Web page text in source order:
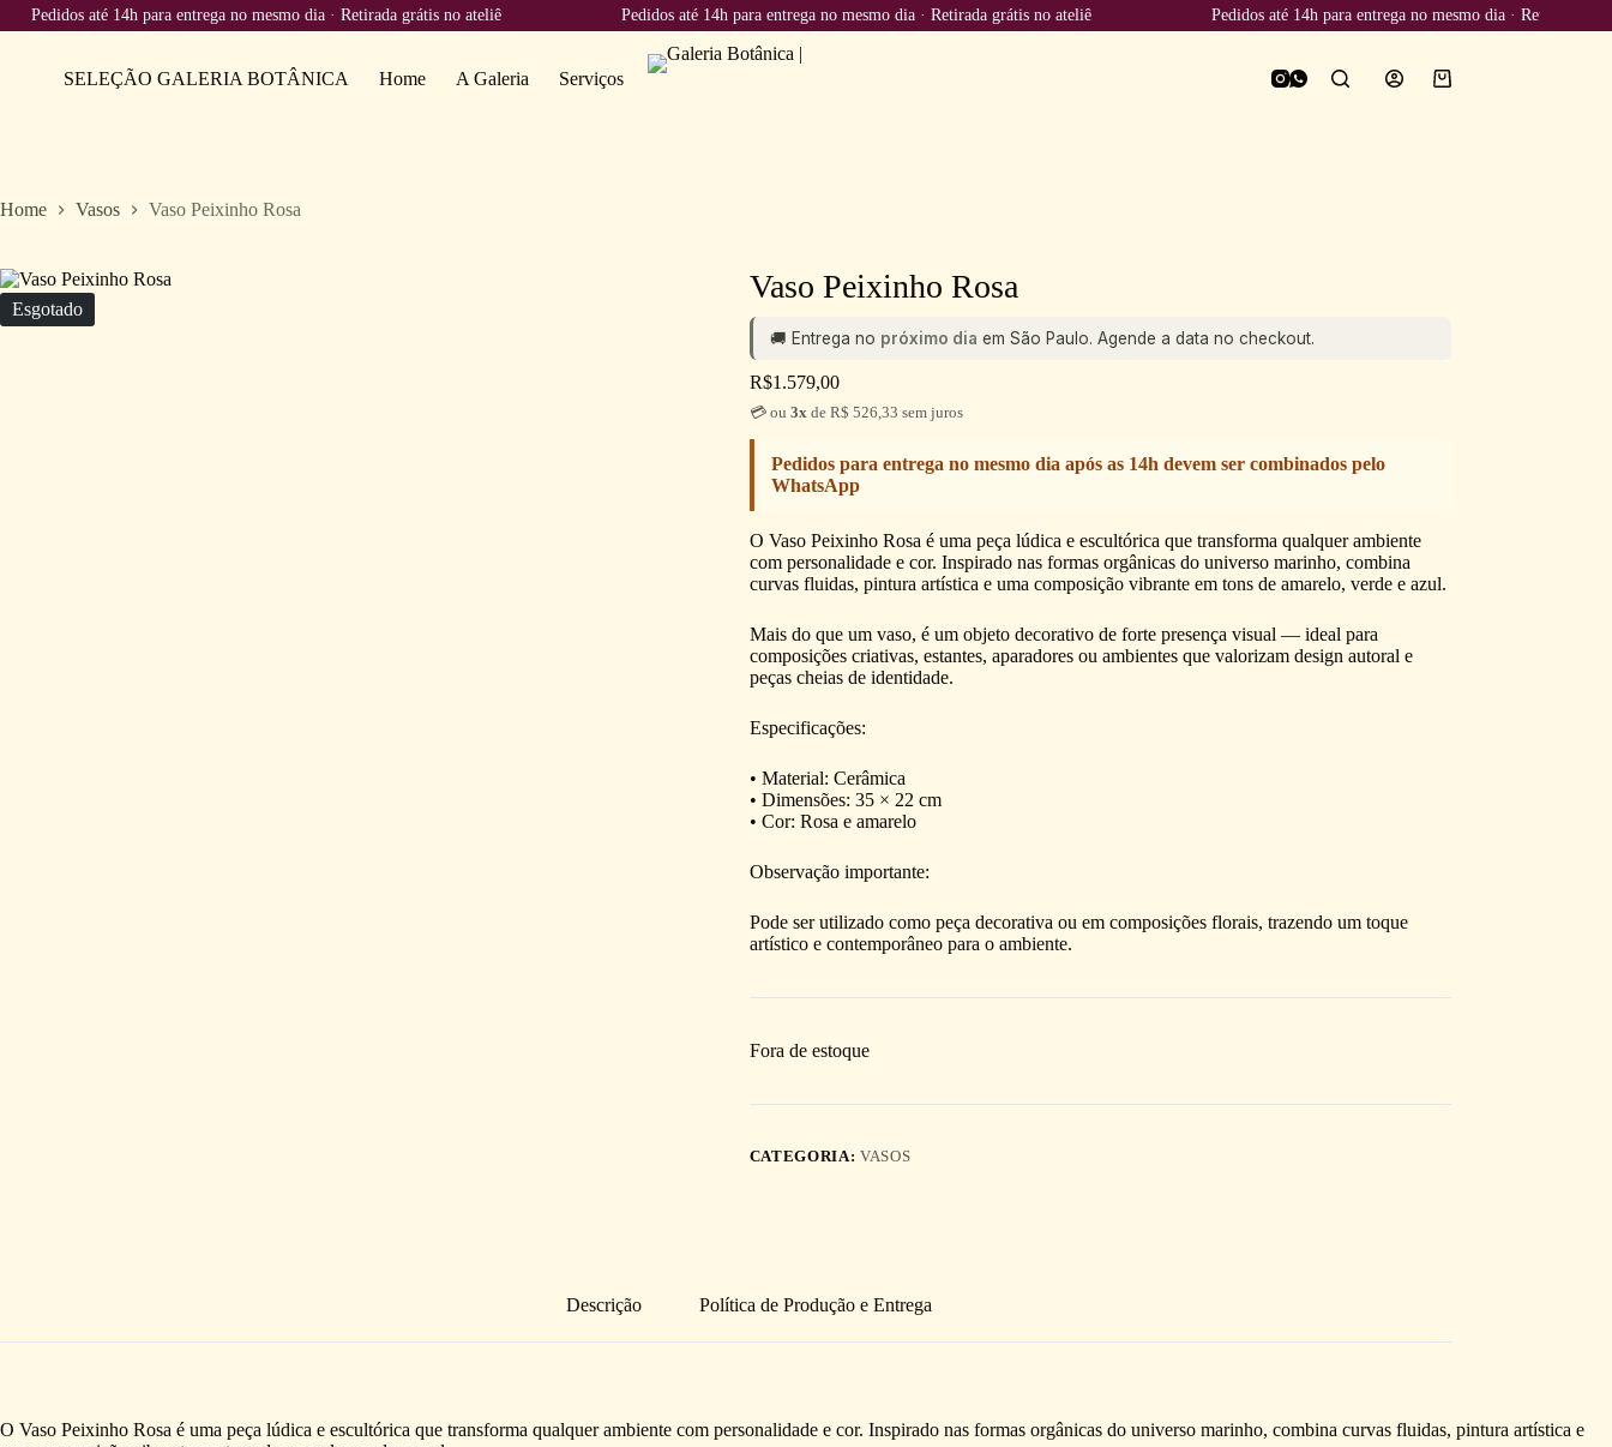
até 14h para entrega no mesmo dia · Retirada grátis no ateliê Pedidos até 14h para entrega no mesmo dia · Retirada grátis no ateliê Pedidos até 14h para entrega no mesmo dia · Retirada grátis
SELEÇÃO GALERIA BOTÂNICA Home A Galeria Serviços
Home Vasos Vaso Peixinho Rosa
Esgotado
Vaso Peixinho Rosa
🚚 Entrega no próximo dia em São Paulo. Agende a data no checkout.
R$1.579,00
💳 ou 3xde R$ 526,33 sem juros
Pedidos para entrega no mesmo dia após as 14h devem ser combinados pelo
WhatsApp
O Vaso Peixinho Rosa é uma peça lúdica e escultórica que transforma qualquer ambiente
com personalidade e cor. Inspirado nas formas orgânicas do universo marinho, combina
curvas fluidas, pintura artística e uma composição vibrante em tons de amarelo, verde e azul.
Mais do que um vaso, é um objeto decorativo de forte presença visual — ideal para
composições criativas, estantes, aparadores ou ambientes que valorizam design autoral e
peças cheias de identidade.
Especificações:
• Material: Cerâmica
• Dimensões: 35 × 22 cm
• Cor: Rosa e amarelo
Observação importante:
Pode ser utilizado como peça decorativa ou em composições florais, trazendo um toque
artístico e contemporâneo para o ambiente.
Fora de estoque
CATEGORIA: VASOS
Descrição Política de Produção e Entrega
O Vaso Peixinho Rosa é uma peça lúdica e escultórica que transforma qualquer ambiente com personalidade e cor. Inspirado nas formas orgânicas do universo marinho, combina curvas fluidas, pintura artística e